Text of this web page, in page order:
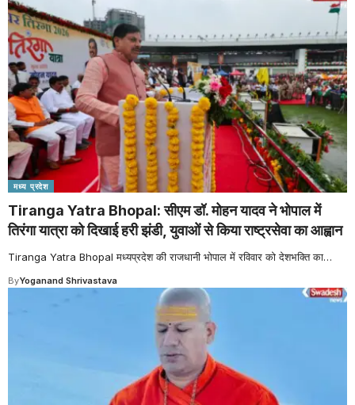
मध्य प्रदेश
Tiranga Yatra Bhopal: सीएम डॉ. मोहन यादव ने भोपाल में
तिरंगा यात्रा को दिखाई हरी झंडी, युवाओं से किया राष्ट्रसेवा का आह्वान
Tiranga Yatra Bhopal मध्यप्रदेश की राजधानी भोपाल में रविवार को देशभक्ति का…
ByYoganand Shrivastava